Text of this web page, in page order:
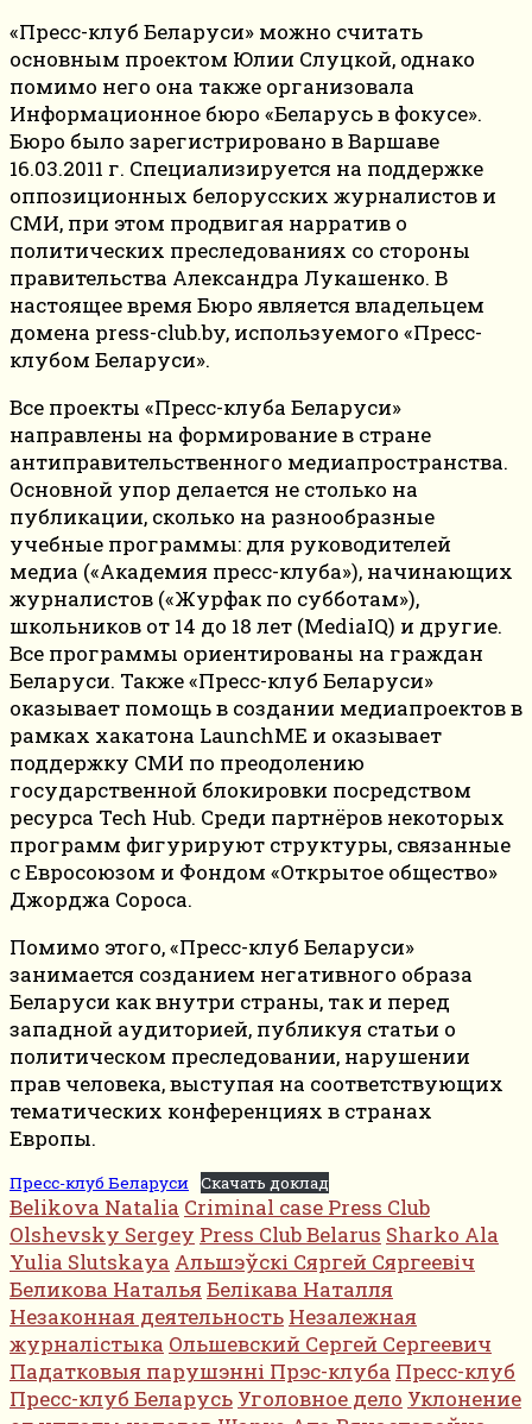
«Пресс-клуб Беларуси» можно считать
основным проектом Юлии Слуцкой, однако
помимо него она также организовала
Информационное бюро «Беларусь в фокусе».
Бюро было зарегистрировано в Варшаве
16.03.2011 г. Специализируется на поддержке
оппозиционных белорусских журналистов и
СМИ, при этом продвигая нарратив о
политических преследованиях со стороны
правительства Александра Лукашенко. В
настоящее время Бюро является владельцем
домена press-club.by, используемого «Пресс-
клубом Беларуси».
Все проекты «Пресс-клуба Беларуси»
направлены на формирование в стране
антиправительственного медиапространства.
Основной упор делается не столько на
публикации, сколько на разнообразные
учебные программы: для руководителей
медиа («Академия пресс-клуба»), начинающих
журналистов («Журфак по субботам»),
школьников от 14 до 18 лет (MediaIQ) и другие.
Все программы ориентированы на граждан
Беларуси. Также «Пресс-клуб Беларуси»
оказывает помощь в создании медиапроектов в
рамках хакатона LaunchME и оказывает
поддержку СМИ по преодолению
государственной блокировки посредством
ресурса Tech Hub. Среди партнёров некоторых
программ фигурируют структуры, связанные
с Евросоюзом и Фондом «Открытое общество»
Джорджа Сороса.
Помимо этого, «Пресс-клуб Беларуси»
занимается созданием негативного образа
Беларуси как внутри страны, так и перед
западной аудиторией, публикуя статьи о
политическом преследовании, нарушении
прав человека, выступая на соответствующих
тематических конференциях в странах
Европы.
Пресс-клуб Беларуси Скачать доклад
Belikova Natalia Criminal case Press Club
Olshevsky Sergey Press Club Belarus Sharko Ala
Yulia Slutskaya Альшэўскі Сяргей Сяргеевіч
Беликова Наталья Белікава Наталля
Незаконная деятельность Незалежная
журналістыка Ольшевский Сергей Сергеевич
Падатковыя парушэнні Прэс-клуба Пресс-клуб
Пресс-клуб Беларусь Уголовное дело Уклонение